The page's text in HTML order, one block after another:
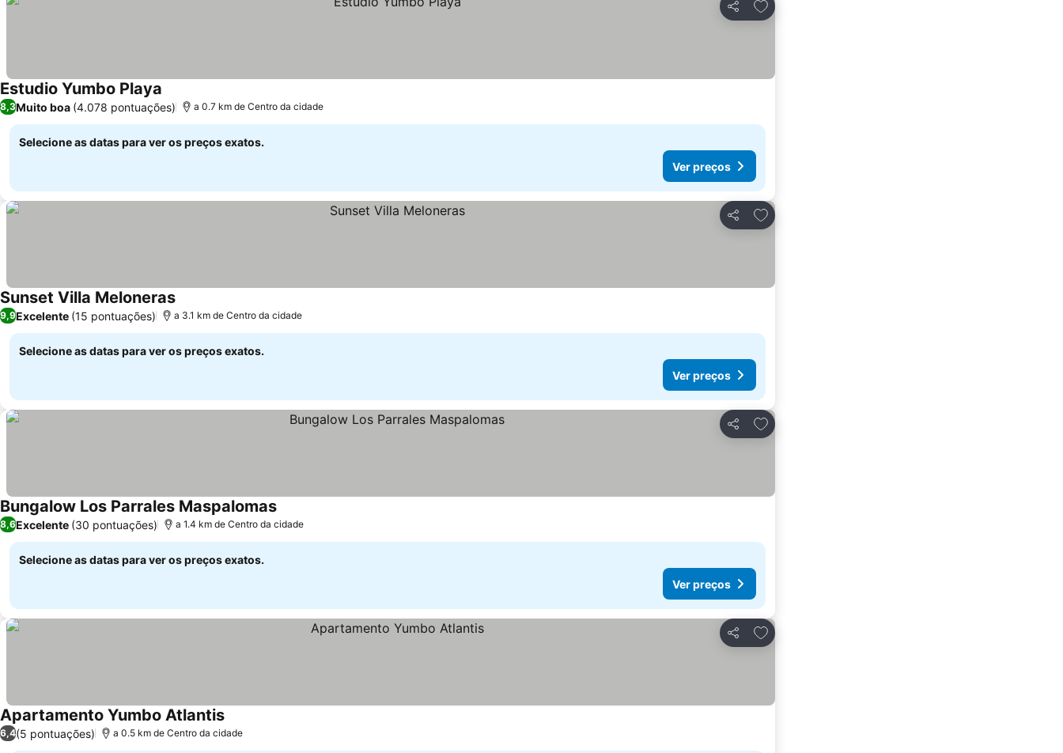
Partilhar
Adicionar aos favoritos
Estudio Yumbo Playa
8,3Muito boa (4.078 pontuações) a 0.7 km de Centro da cidade
Selecione as datas para ver os preços exatos.
Ver preços
Partilhar
Adicionar aos favoritos
Sunset Villa Meloneras
9,9Excelente (15 pontuações) a 3.1 km de Centro da cidade
Selecione as datas para ver os preços exatos.
Ver preços
Partilhar
Adicionar aos favoritos
Bungalow Los Parrales Maspalomas
8,6Excelente (30 pontuações) a 1.4 km de Centro da cidade
Selecione as datas para ver os preços exatos.
Ver preços
Partilhar
Adicionar aos favoritos
Apartamento Yumbo Atlantis
6,4(5 pontuações) a 0.5 km de Centro da cidade